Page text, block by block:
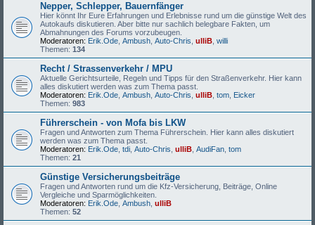
Nepper, Schlepper, Bauernfänger
Hier könnt Ihr Eure Erfahrungen und Erlebnisse rund um die günstige Welt des
Autokaufs diskutieren. Aber bitte nur sachlich belegbare Fakten, um
Abmahnungen des Forums vorzubeugen.
Moderatoren: Erik.Ode Ambush Auto-Chris ulliB willi
Themen: 134
Recht / Strassenverkehr / MPU
Aktuelle Gerichtsurteile, Regeln und Tipps für den Straßenverkehr. Hier kann
alles diskutiert werden was zum Thema passt.
Moderatoren: Erik.Ode Ambush Auto-Chris ulliB tom Eicker
Themen: 983
Führerschein - von Mofa bis LKW
Fragen und Antworten zum Thema Führerschein. Hier kann alles diskutiert
werden was zum Thema passt.
Moderatoren: Erik.Ode tdi Auto-Chris ulliB AudiFan tom
Themen: 21
Günstige Versicherungsbeiträge
Fragen und Antworten rund um die Kfz-Versicherung, Beiträge, Online
Vergleiche und Sparmöglichkeiten.
Moderatoren: Erik.Ode Ambush ulliB
Themen: 52